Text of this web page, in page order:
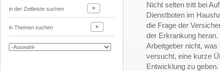
in der Zeitleiste suchen
in Themen suchen
Nicht selten tritt bei
Dienstboten im
die Frage der
der Erkrankung
Arbeitgeber nicht,
versucht, eine kurze
Entwicklung zu geben.